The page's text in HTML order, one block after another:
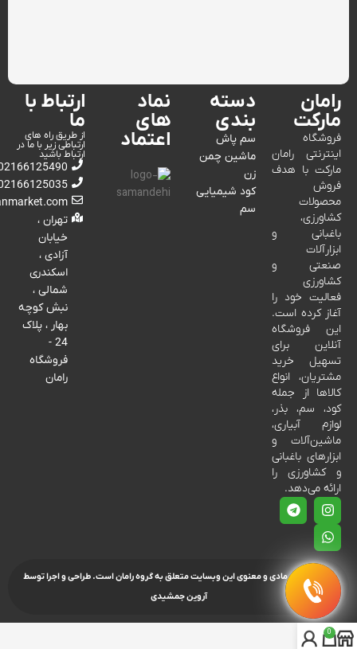
رامان
مارکت
فروشگاه
اینترنتی رامان
مارکت با هدف
فروش
محصولات
کشاورزی،
باغبانی و
ابزارآلات
صنعتی و
کشاورزی
فعالیت خود را
آغاز کرده است.
این فروشگاه
آنلاین برای
تسهیل خرید
مشتریان، انواع
کالاها از جمله
کود، سم، بذر،
لوازم آبیاری،
ماشین‌آلات و
ابزارهای باغبانی
و کشاورزی را
ارائه می‌دهد.
دسته
بندی
سم پاش
ماشین چمن
زن
کود شیمیایی
سم
نماد
های
اعتماد
ارتباط با
ما
از طریق راه های
ارتباطی زیر با ما در
ارتباط باشید
تهران ،
خیابان
آزادی ،
اسکندری
شمالی ،
نبش کوچه
بهار ، پلاک
24 -
فروشگاه
رامان
تمامی حقوق مادی و معنوی این وبسایت متعلق به گروه رامان است.طراحی و اجرا توسط
آروین جمشیدی
0